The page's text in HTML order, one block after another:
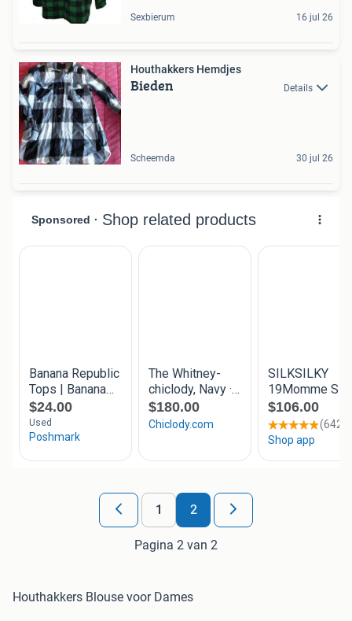
Sexbierum 16 jul 26
Houthakkers Hemdjes
Bieden Details
Scheemda 30 jul 26
1 2
Pagina 2 van 2
Houthakkers Blouse voor Dames